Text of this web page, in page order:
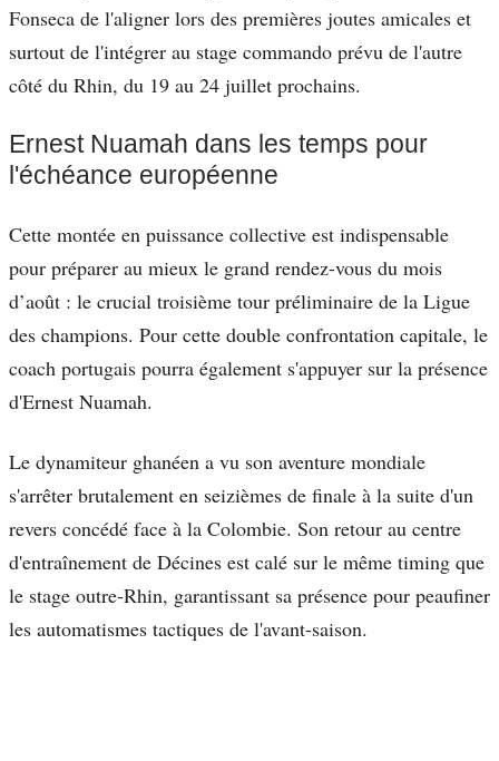
Fonseca de l'aligner lors des premières joutes amicales et
surtout de l'intégrer au stage commando prévu de l'autre
côté du Rhin, du 19 au 24 juillet prochains.
Ernest Nuamah dans les temps pour
l'échéance européenne
Cette montée en puissance collective est indispensable
pour préparer au mieux le grand rendez-vous du mois
d’août : le crucial troisième tour préliminaire de la Ligue
des champions. Pour cette double confrontation capitale, le
coach portugais pourra également s'appuyer sur la présence
d'Ernest Nuamah.
Le dynamiteur ghanéen a vu son aventure mondiale
s'arrêter brutalement en seizièmes de finale à la suite d'un
revers concédé face à la Colombie. Son retour au centre
d'entraînement de Décines est calé sur le même timing que
le stage outre-Rhin, garantissant sa présence pour peaufiner
les automatismes tactiques de l'avant-saison.